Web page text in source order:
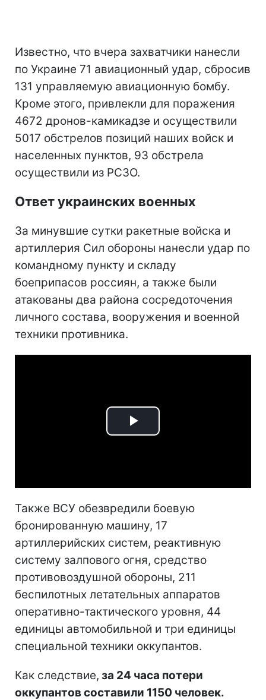
Известно, что вчера захватчики нанесли
по Украине 71 авиационный удар, сбросив
131 управляемую авиационную бомбу.
Кроме этого, привлекли для поражения
4672 дронов-камикадзе и осуществили
5017 обстрелов позиций наших войск и
населенных пунктов, 93 обстрела
осуществили из РСЗО.
Ответ украинских военных
За минувшие сутки ракетные войска и
артиллерия Сил обороны нанесли удар по
командному пункту и складу
боеприпасов россиян, а также были
атакованы два района сосредоточения
личного состава, вооружения и военной
техники противника.
Play
Также ВСУ обезвредили боевую
бронированную машину, 17
артиллерийских систем, реактивную
систему залпового огня, средство
противовоздушной обороны, 211
беспилотных летательных аппаратов
оперативно-тактического уровня, 44
единицы автомобильной и три единицы
специальной техники оккупантов.
Как следствие, за 24 часа потери
оккупантов составили 1150 человек.